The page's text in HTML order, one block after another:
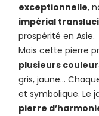
exceptionnelle,
impérial
prospérité en Asie.
Mais cette pierre
plusieurs
gris, jaune…
et symbolique. Le
pierre